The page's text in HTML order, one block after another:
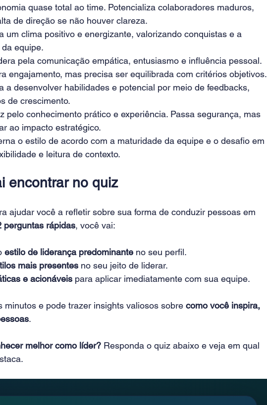
quase total ao time. Potencializa colaboradores maduros,
de direção se não houver clareza.
um clima positivo e energizante, valorizando conquistas e a
equipe.
pela comunicação empática, entusiasmo e influência pessoal.
engajamento, mas precisa ser equilibrada com critérios objetivos.
a desenvolver habilidades e potencial por meio de feedbacks,
de crescimento.
pelo conhecimento prático e experiência. Passa segurança, mas
ao impacto estratégico.
o estilo de acordo com a maturidade da equipe e o desafio em
e leitura de contexto.
encontrar no quiz
ajudar você a refletir sobre sua forma de conduzir pessoas em
perguntas rápidas, você vai:
estilo de liderança predominante no seu perfil.
mais presentes no seu jeito de liderar.
e acionáveis para aplicar imediatamente com sua equipe.
minutos e pode trazer insights valiosos sobre como você inspira,
.
melhor como líder? Responda o quiz abaixo e veja em qual